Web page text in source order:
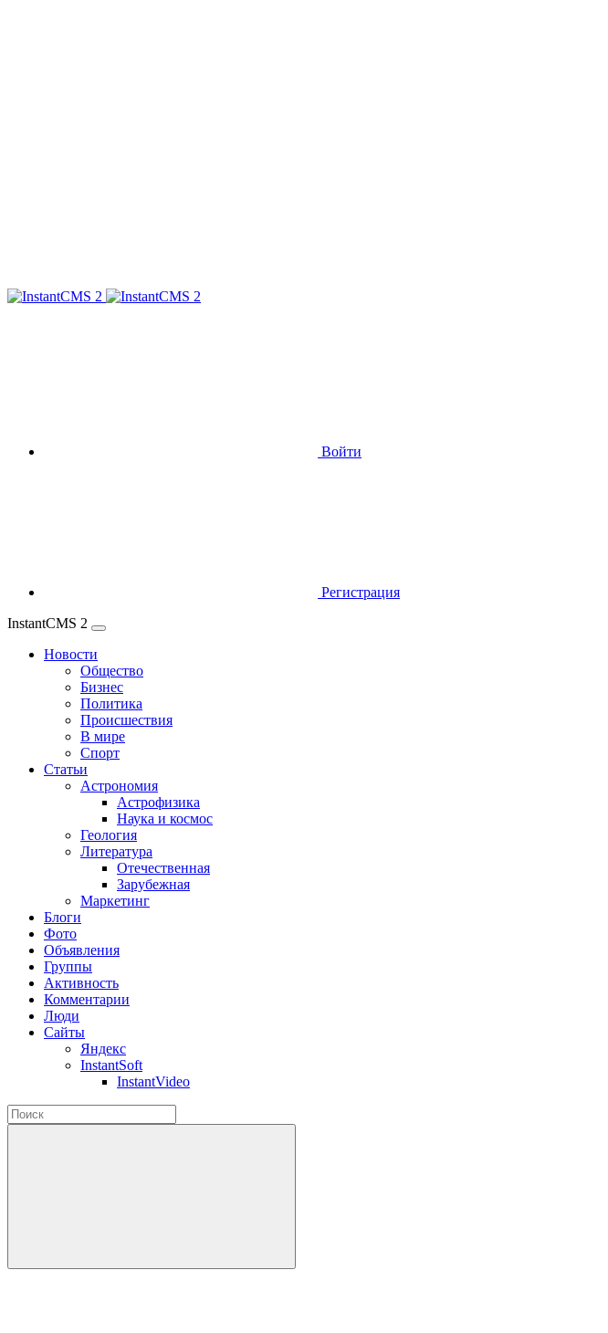
Войти
Регистрация
InstantCMS 2
Новости
Общество
Бизнес
Политика
Происшествия
В мире
Спорт
Статьи
Астрономия
Астрофизика
Наука и космос
Геология
Литература
Отечественная
Зарубежная
Маркетинг
Блоги
Фото
Объявления
Группы
Активность
Комментарии
Люди
Сайты
Яндекс
InstantSoft
InstantVideo